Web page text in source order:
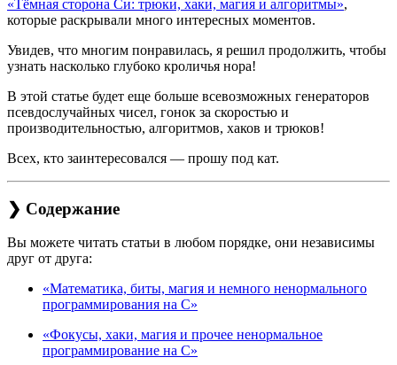
«Тёмная сторона Си: трюки, хаки, магия и алгоритмы»,
которые раскрывали много интересных моментов.
Увидев, что многим понравилась, я решил продолжить, чтобы
узнать насколько глубоко кроличья нора!
В этой статье будет еще больше всевозможных генераторов
псевдослучайных чисел, гонок за скоростью и
производительностью, алгоритмов, хаков и трюков!
Всех, кто заинтересовался — прошу под кат.
❯ Содержание
Вы можете читать статьи в любом порядке, они независимы
друг от друга:
«Математика, биты, магия и немного ненормального
программирования на C»
«Фокусы, хаки, магия и прочее ненормальное
программирование на C»